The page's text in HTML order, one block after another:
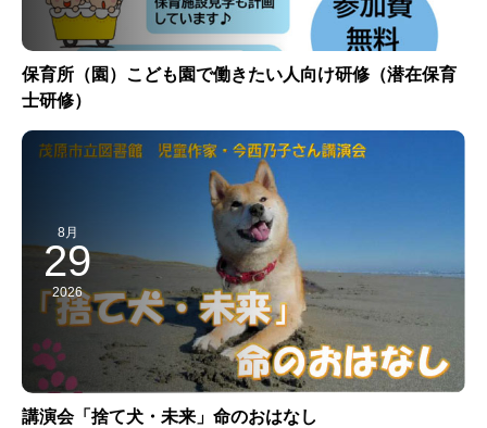
保育所（園）こども園で働きたい人向け研修（潜在保育
士研修）
8月
29
2026
講演会「捨て犬・未来」命のおはなし